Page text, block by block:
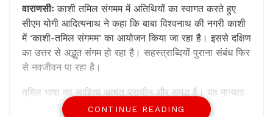
वाराणसीःकाशी तमिल संगमम में अतिथियों का स्‍वागत करते हुए
सीएम योगी आदित्‍यनाथ ने कहा कि बाबा विश्वनाथ की नगरी काशी
में ‘काशी-तमिल संगमम’ का आयोजन किया जा रहा है। इससे दक्षिण
का उत्तर से अद्भुत संगम हो रहा है। सहस्त्राब्दियों पुराना संबंध फिर
से नवजीवन पा रहा है।
तमिल भाषा का साहित्य अत्यंत प्राचीन और समृद्ध है। यह मान्यता
है कि भगवान शिव के मुंह से जो दो भाषाएं निकलीं उनमें तमिल और
CONTINUE READING